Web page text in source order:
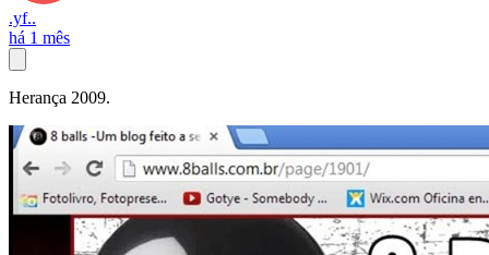
.yf..
há 1 mês
Herança 2009.